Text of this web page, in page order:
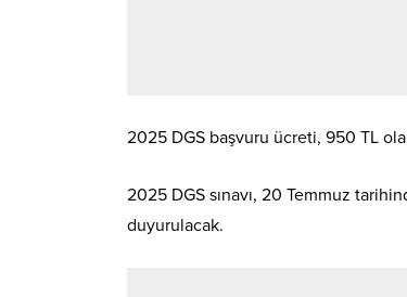
2025 DGS başvuru ücreti, 950 TL
2025 DGS sınavı, 20 Temmuz
duyurulacak.